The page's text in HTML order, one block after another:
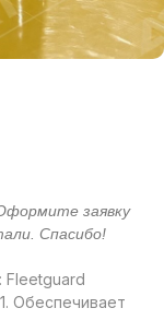
Fleetguard
Обеспечивает